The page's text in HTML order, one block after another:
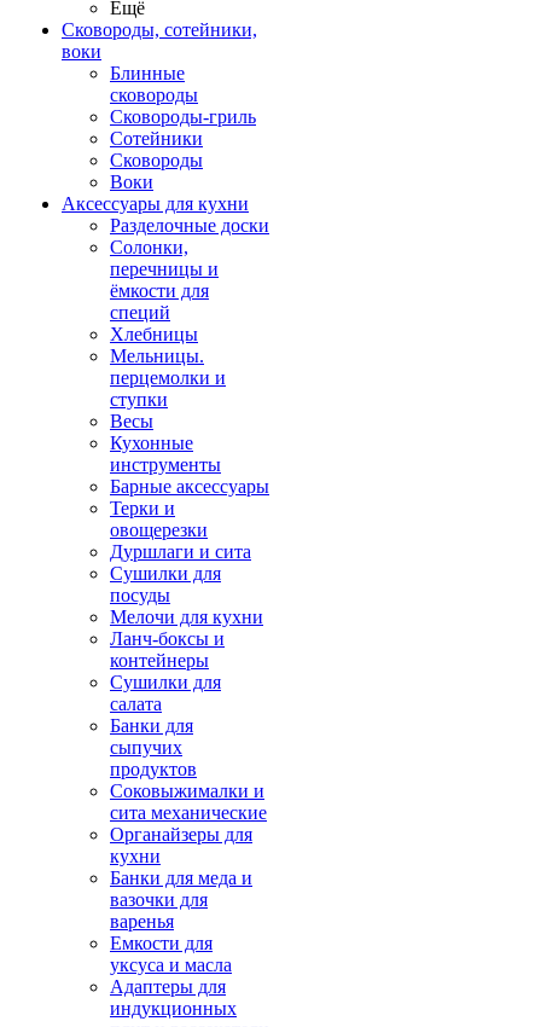
Ещё
Сковороды, сотейники,
воки
Блинные
сковороды
Сковороды-гриль
Сотейники
Сковороды
Воки
Аксессуары для кухни
Разделочные доски
Солонки,
перечницы и
ёмкости для
специй
Хлебницы
Мельницы.
перцемолки и
ступки
Весы
Кухонные
инструменты
Барные аксессуары
Терки и
овощерезки
Дуршлаги и сита
Сушилки для
посуды
Мелочи для кухни
Ланч-боксы и
контейнеры
Сушилки для
салата
Банки для
сыпучих
продуктов
Соковыжималки и
сита механические
Органайзеры для
кухни
Банки для меда и
вазочки для
варенья
Емкости для
уксуса и масла
Адаптеры для
индукционных